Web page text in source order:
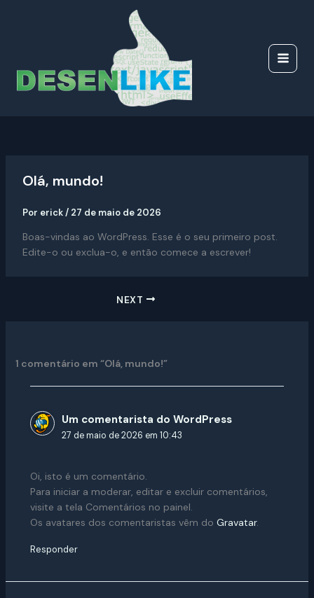
Olá, mundo!
Por erick/ 27 de maio de 2026
Boas-vindas ao WordPress. Esse é o seu primeiro post.
Edite-o ou exclua-o, e então comece a escrever!
NEXT
1 comentário em “Olá, mundo!”
Um comentarista do WordPress
27 de maio de 2026 em 10:43
Oi, isto é um comentário.
Para iniciar a moderar, editar e excluir comentários,
visite a tela Comentários no painel.
Os avatares dos comentaristas vêm do Gravatar.
Responder